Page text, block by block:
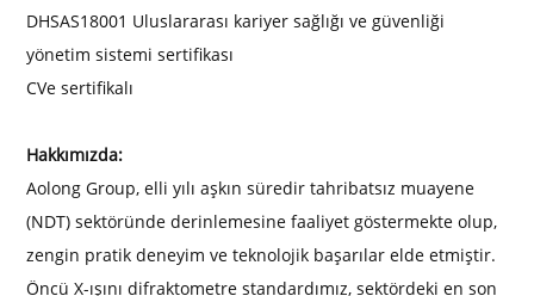
DHSAS18001 Uluslararası kariyer sağlığı ve güvenliği
yönetim sistemi sertifikası
CVe sertifikalı
Hakkımızda:
Aolong Group, elli yılı aşkın süredir tahribatsız muayene
(NDT) sektöründe derinlemesine faaliyet göstermekte olup,
zengin pratik deneyim ve teknolojik başarılar elde etmiştir.
Öncü X-ışını difraktometre standardımız, sektördeki en son